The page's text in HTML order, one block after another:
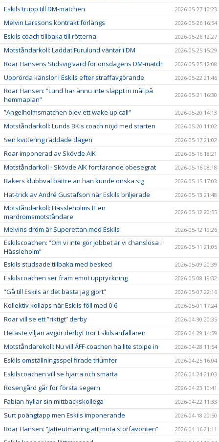
Eskils trupp till DM-matchen 2026-05-27 10:23
Melvin Larssons kontrakt förlängs 2026-05-26 16:54
Eskils coach tillbaka till rötterna 2026-05-26 12:27
Motståndarkoll: Laddat Furulund väntar i DM 2026-05-25 15:29
Roar Hansens Stidsvig värd för onsdagens DM-match 2026-05-25 12:08
Upprörda känslor i Eskils efter straffavgörande 2026-05-22 21:46
Roar Hansen: ”Lund har ännu inte släppt in mål på
hemmaplan”
2026-05-21 16:30
”Ängelholmsmatchen blev ett wake up call” 2026-05-20 14:13
Motståndarkoll: Lunds BK:s coach nöjd med starten 2026-05-20 11:02
Sen kvittering räddade dagen 2026-05-17 21:02
Roar imponerad av Skövde AIK 2026-05-16 18:21
Motståndarkoll - Skövde AIK fortfarande obesegrat 2026-05-16 08:18
Bakers klubbval bättre än han kunde önska sig 2026-05-15 17:03
Hat-trick av André Gustafson när Eskils briljerade 2026-05-13 21:48
Motståndarkoll: Hässleholms IF en
mardrömsmotståndare
2026-05-12 20:55
Melvins dröm är Superettan med Eskils 2026-05-12 19:26
Eskilscoachen: ”Om vi inte gör jobbet är vi chanslösa i
Hässleholm”
2026-05-11 21:05
Eskils studsade tillbaka med besked 2026-05-09 20:39
Eskilscoachen ser fram emot uppryckning 2026-05-08 19:32
”Gå till Eskils är det bästa jag gjort” 2026-05-07 22:16
Kollektiv kollaps när Eskils föll med 0-6 2026-05-01 17:24
Roar vill se ett ”riktigt” derby 2026-04-30 20:35
Hetaste viljan avgör derbyt tror Eskilsanfallaren 2026-04-29 14:59
Motståndarekoll: Nu vill ÄFF-coachen ha lite stolpe in 2026-04-28 11:54
Eskils omställningsspel firade triumfer 2026-04-25 16:04
Eskilscoachen vill se hjärta och smärta 2026-04-24 21:03
Rosengård går för första segern 2026-04-23 10:41
Fabian hyllar sin mittbackskollega 2026-04-22 11:33
Surt poängtapp men Eskils imponerande 2026-04-18 20:50
Roar Hansen: ”Jätteutmaning att möta storfavoriten” 2026-04-16 21:11